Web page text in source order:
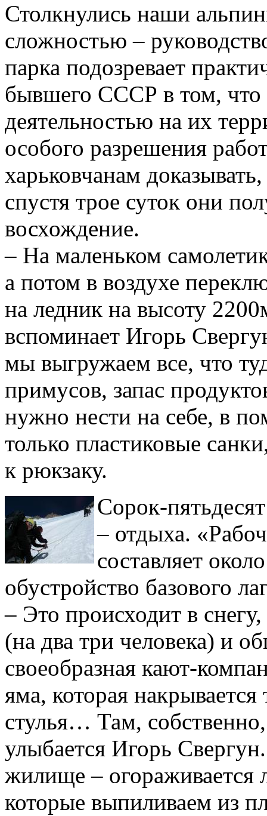
Столкнулись наши
сложностью –
парка подозревает
бывшего СССР в том, что
деятельностью на их
особого разрешения
харьковчанам
спустя трое суток они
восхождение.
– На маленьком
а потом в воздухе
на ледник на высоту
вспоминает Игорь
мы выгружаем все, что
примусов, запас
нужно нести на себе, в
только пластиковые
к рюкзаку.
Сорок-
– отдыха.
составляет
обустройство базового
– Это происходит в
(на два три человека) и
своеобразная кают-
яма, которая
стулья… Там,
улыбается Игорь
жилище – огораживается
которые выпиливаем из